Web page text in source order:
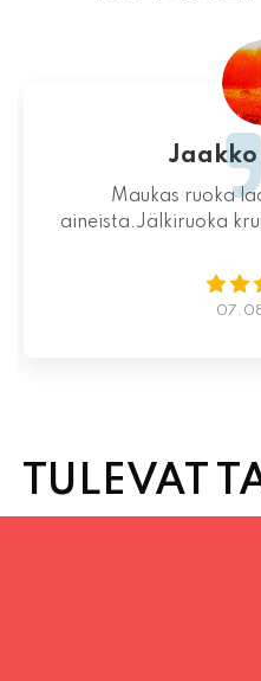
Maukas ruoka
aineista.Jälkiruoka
TULEVAT